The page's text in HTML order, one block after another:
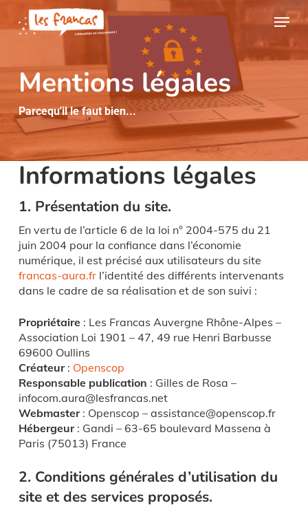
Panneau de gestion des cookies
main
Menu
Mentions légales
Parcequ'il le faut bien...
Informations légales
1. Présentation du site.
En vertu de l’article 6 de la loi n° 2004-575 du 21
juin 2004 pour la confiance dans l’économie
numérique, il est précisé aux utilisateurs du site
francas-aura.frl’identité des différents intervenants
dans le cadre de sa réalisation et de son suivi :
Propriétaire: Les Francas Auvergne Rhône-Alpes –
Association Loi 1901 – 47, 49 rue Henri Barbusse
69600 Oullins
Créateur: Openscop
Responsable publication : Gilles de Rosa –
infocom.aura@lesfrancas.net
Webmaster: Openscop – assistance@openscop.fr
Hébergeur: Gandi – 63-65 boulevard Massena à
Paris (75013) France
2. Conditions générales d’utilisation du
site et des services proposés.